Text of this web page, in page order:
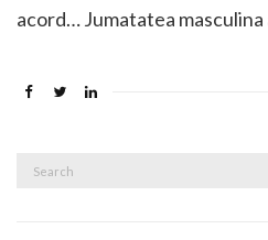
acord… Jumatatea